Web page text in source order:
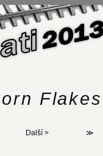
Flakes
Další > ≫